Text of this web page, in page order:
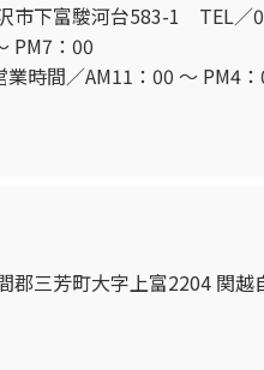
市下富駿河台583-1 TEL／
PM7：00
業時間／AM11：00 〜
郡三芳町大字上富2204 関